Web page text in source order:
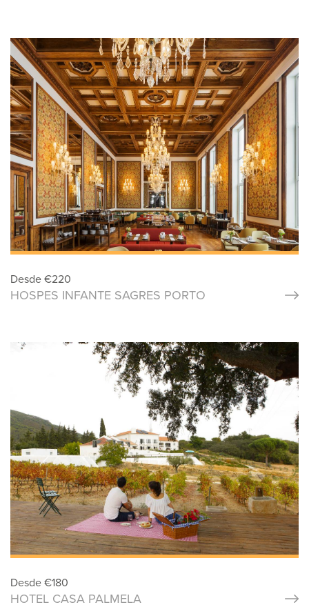
Desde €220
HOSPES INFANTE SAGRES PORTO
Desde €180
HOTEL CASA PALMELA